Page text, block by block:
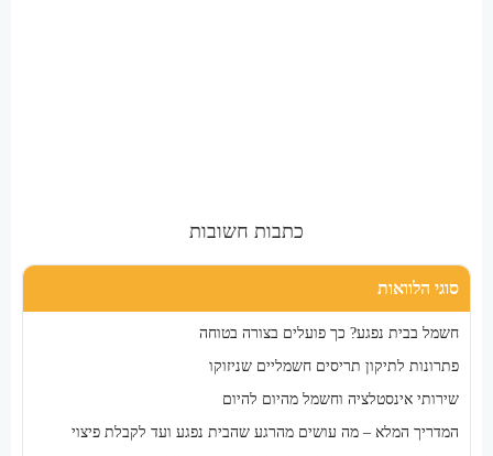
כתבות חשובות
סוגי הלוואות
חשמל בבית נפגע? כך פועלים בצורה בטוחה
פתרונות לתיקון תריסים חשמליים שניזוקו
שירותי אינסטלציה וחשמל מהיום להיום
המדריך המלא – מה עושים מהרגע שהבית נפגע ועד לקבלת פיצוי